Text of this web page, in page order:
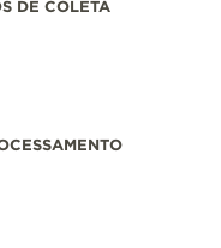
DE COLETA